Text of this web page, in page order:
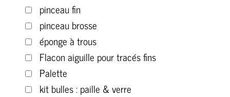
pinceau fin
pinceau brosse
éponge à trous
Flacon aiguille pour tracés fins
Palette
kit bulles : paille & verre